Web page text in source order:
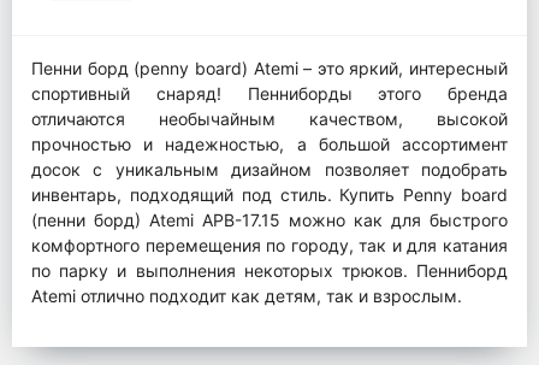
Пенни борд (penny board) Atemi – это яркий, интересный
спортивный снаряд! Пенниборды этого бренда
отличаются необычайным качеством, высокой
прочностью и надежностью, а большой ассортимент
досок с уникальным дизайном позволяет подобрать
инвентарь, подходящий под стиль. Купить Penny board
(пенни борд) Atemi APB-17.15 можно как для быстрого
комфортного перемещения по городу, так и для катания
по парку и выполнения некоторых трюков. Пенниборд
Atemi отлично подходит как детям, так и взрослым.